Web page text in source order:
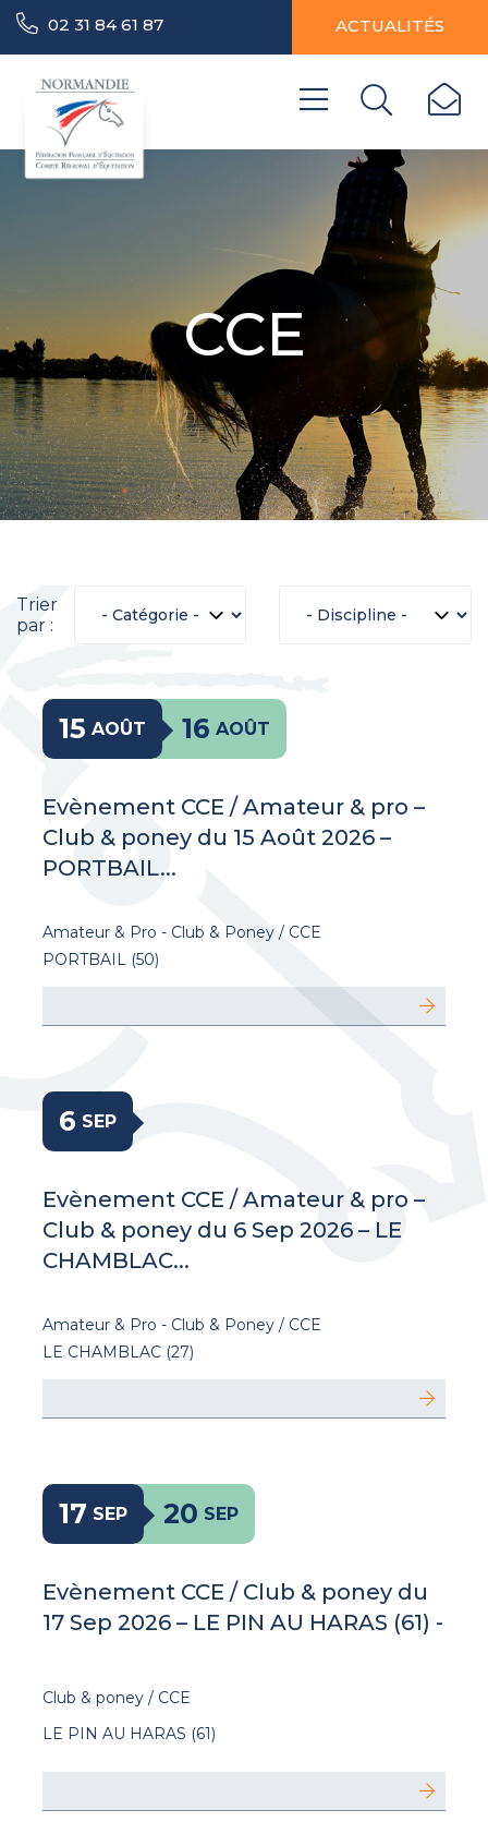
02 31 84 61 87 ACTUALITÉS
CCE
Trier
par :
15 AOÛT 16 AOÛT
Evènement CCE / Amateur & pro –
Club & poney du 15 Août 2026 –
PORTBAIL...
Amateur & Pro - Club & Poney / CCE
PORTBAIL (50)
6 SEP
Evènement CCE / Amateur & pro –
Club & poney du 6 Sep 2026 – LE
CHAMBLAC...
Amateur & Pro - Club & Poney / CCE
LE CHAMBLAC (27)
17 SEP 20 SEP
Evènement CCE / Club & poney du
17 Sep 2026 – LE PIN AU HARAS (61) -
Club & poney / CCE
LE PIN AU HARAS (61)